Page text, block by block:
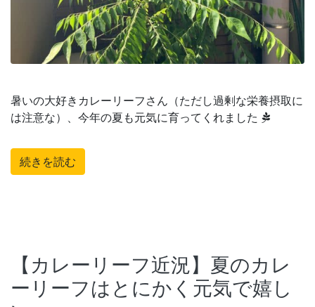
暑いの大好きカレーリーフさん（ただし過剰な栄養摂取に
は注意な）、今年の夏も元気に育ってくれました
続きを読む
【カレーリーフ近況】夏のカレ
ーリーフはとにかく元気で嬉し